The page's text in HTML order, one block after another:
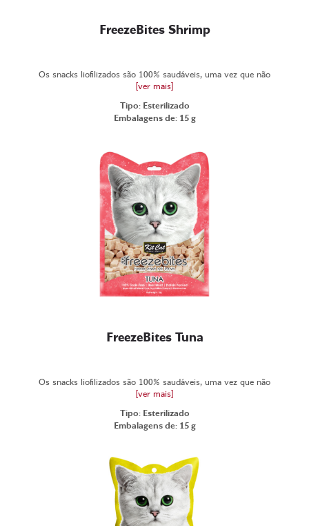
FreezeBites Shrimp
Os snacks liofilizados são 100% saudáveis, uma vez que não
[ver mais]
Tipo: Esterilizado
Embalagens de: 15 g
FreezeBites Tuna
Os snacks liofilizados são 100% saudáveis, uma vez que não
[ver mais]
Tipo: Esterilizado
Embalagens de: 15 g